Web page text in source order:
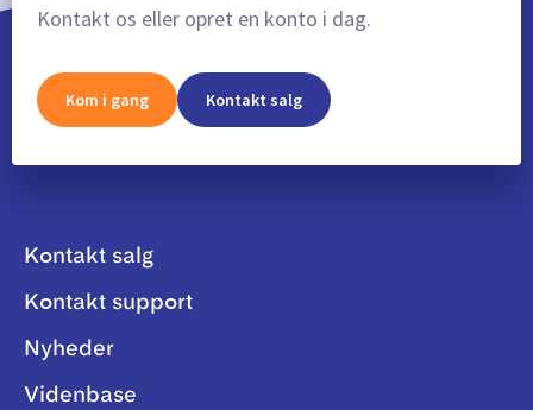
Kontakt os eller opret en konto i dag.
Kom i gang Kontakt salg
Kontakt salg
Kontakt support
Nyheder
Videnbase